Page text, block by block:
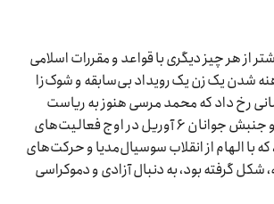
از هر چیز دیگری با قواعد و مقررات اسلامی
شدن یک زن یک رویداد بی‌سابقه و شوک‌زا
رخ داد که محمد مرسی هنوز به ریاست
جمهوری رسیده نبود و جنبش جوانان ۶ آوریل در اوج فعالیت‌های
با الهام از انقلاب سوسیال‌مدیا و حرکت‌های
گرفته بود، به دنبال آزادی و دموکراسی